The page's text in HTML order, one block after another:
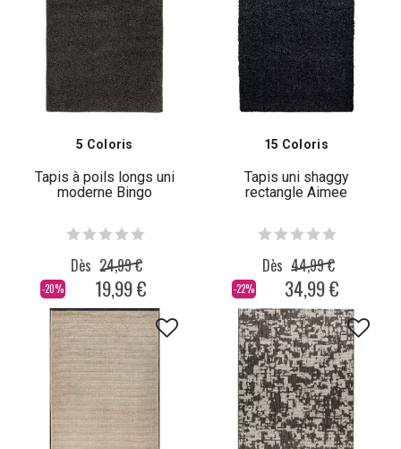
5 Coloris
Tapis à poils longs uni
moderne Bingo
-20%
Dès 24,99 €
19,99 €
15 Coloris
Tapis uni shaggy
rectangle Aimee
-22%
Dès 44,99 €
34,99 €